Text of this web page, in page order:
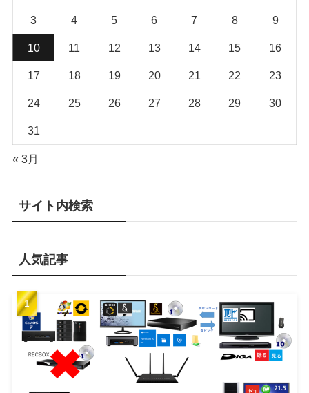
3 4 5 6 7 8 9
10 11 12 13 14 15 16
17 18 19 20 21 22 23
24 25 26 27 28 29 30
31
« 3月
サイト内検索
人気記事